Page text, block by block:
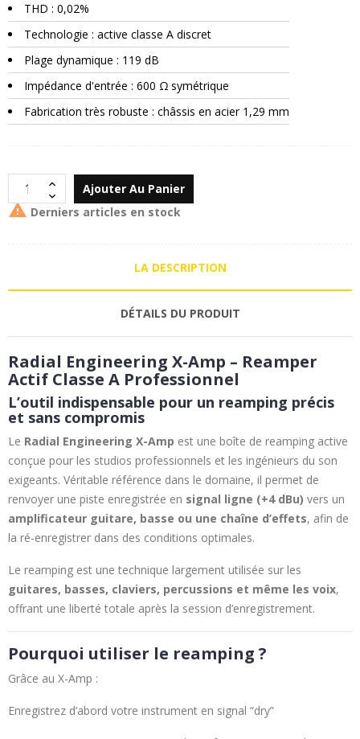
THD : 0,02%
Technologie : active classe A discret
Plage dynamique : 119 dB
Impédance d'entrée : 600 Ω symétrique
Fabrication très robuste : châssis en acier 1,29 mm
Ajouter Au Panier
 Derniers articles en stock
LA DESCRIPTION
DÉTAILS DU PRODUIT
Radial Engineering X-Amp – Reamper
Actif Classe A Professionnel
L’outil indispensable pour un reamping précis
et sans compromis
Le Radial Engineering X-Amp est une boîte de reamping active
conçue pour les studios professionnels et les ingénieurs du son
exigeants. Véritable référence dans le domaine, il permet de
renvoyer une piste enregistrée en signal ligne (+4 dBu) vers un
amplificateur guitare, basse ou une chaîne d’effets, afin de
la ré-enregistrer dans des conditions optimales.
Le reamping est une technique largement utilisée sur les
guitares, basses, claviers, percussions et même les voix,
offrant une liberté totale après la session d’enregistrement.
Pourquoi utiliser le reamping ?
Grâce au X-Amp :
Enregistrez d’abord votre instrument en signal “dry”